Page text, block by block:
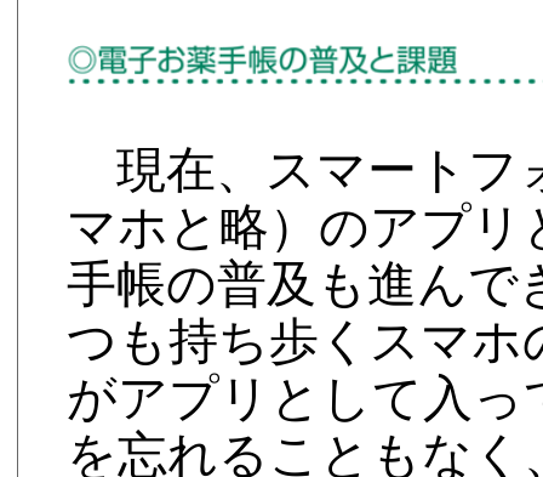
現在、スマートフ
マホと略）のアプリ
手帳の普及も進んで
つも持ち歩くスマホ
がアプリとして入っ
を忘れることもな